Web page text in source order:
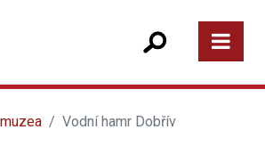
Vodní hamr Dobřív